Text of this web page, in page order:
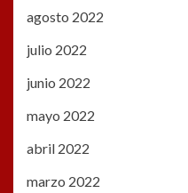
agosto 2022
julio 2022
junio 2022
mayo 2022
abril 2022
marzo 2022